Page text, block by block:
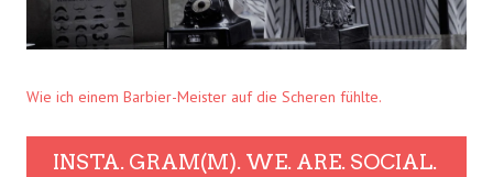
Wie ich einem Barbier-Meister auf die Scheren fühlte.
INSTA. GRAM(M). WE. ARE. SOCIAL.